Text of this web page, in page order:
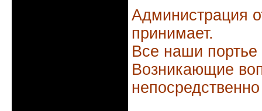
Администрация
принимает.
Все наши
Возникающие